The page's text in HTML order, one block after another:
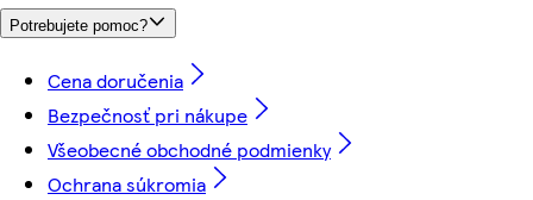
Potrebujete pomoc?
Cena doručenia
Bezpečnosť pri nákupe
Všeobecné obchodné podmienky
Ochrana súkromia